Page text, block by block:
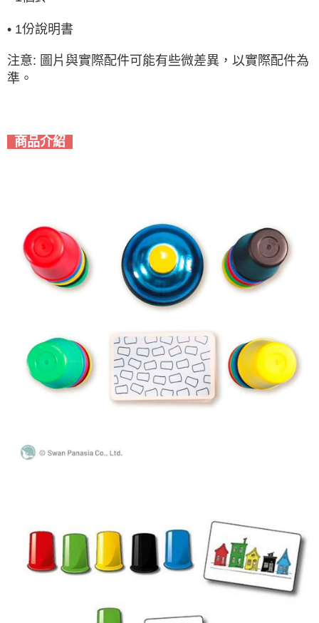
• 1份說明書
注意: 圖片與實際配件可能有些微差異，以實際配件為
準。
商品介紹